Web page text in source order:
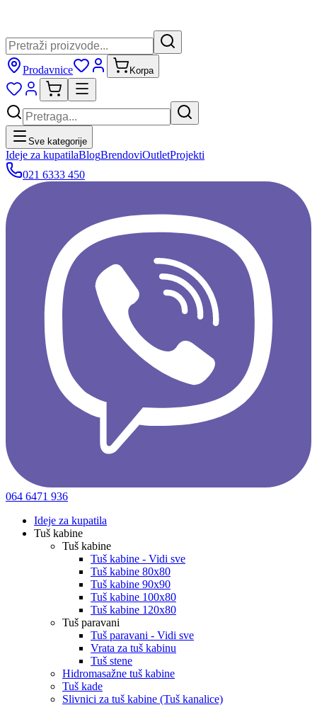
Prodavnice Korpa
Sve kategorije
Ideje za kupatilaBlogBrendoviOutletProjekti
021 6333 450
064 6471 936
Ideje za kupatila
Tuš kabine
Tuš kabine
Tuš kabine - Vidi sve
Tuš kabine 80x80
Tuš kabine 90x90
Tuš kabine 100x80
Tuš kabine 120x80
Tuš paravani
Tuš paravani - Vidi sve
Vrata za tuš kabinu
Tuš stene
Hidromasažne tuš kabine
Tuš kade
Slivnici za tuš kabine (Tuš kanalice)